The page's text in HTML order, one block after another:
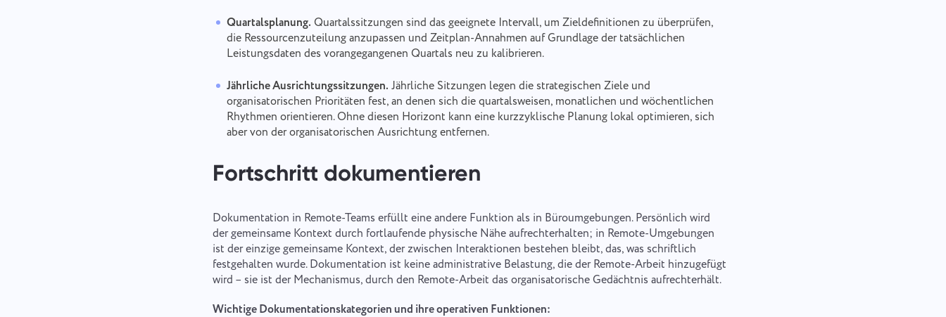
Quartalsplanung. Quartalssitzungen sind das geeignete Intervall, um Zieldefinitionen zu überprüfen,
die Ressourcenzuteilung anzupassen und Zeitplan-Annahmen auf Grundlage der tatsächlichen
Leistungsdaten des vorangegangenen Quartals neu zu kalibrieren.
Jährliche Ausrichtungssitzungen. Jährliche Sitzungen legen die strategischen Ziele und
organisatorischen Prioritäten fest, an denen sich die quartalsweisen, monatlichen und wöchentlichen
Rhythmen orientieren. Ohne diesen Horizont kann eine kurzzyklische Planung lokal optimieren, sich
aber von der organisatorischen Ausrichtung entfernen.
Fortschritt dokumentieren
Dokumentation in Remote-Teams erfüllt eine andere Funktion als in Büroumgebungen. Persönlich wird
der gemeinsame Kontext durch fortlaufende physische Nähe aufrechterhalten; in Remote-Umgebungen
ist der einzige gemeinsame Kontext, der zwischen Interaktionen bestehen bleibt, das, was schriftlich
festgehalten wurde. Dokumentation ist keine administrative Belastung, die der Remote-Arbeit hinzugefügt
wird – sie ist der Mechanismus, durch den Remote-Arbeit das organisatorische Gedächtnis aufrechterhält.
Wichtige Dokumentationskategorien und ihre operativen Funktionen: